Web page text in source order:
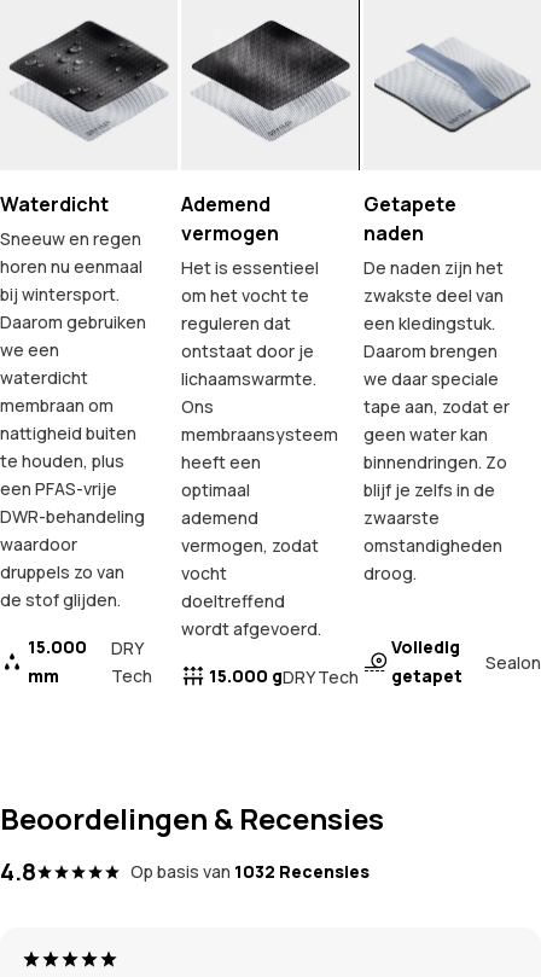
Waterdicht
Sneeuw en regen
horen nu eenmaal
bij wintersport.
Daarom gebruiken
we een
waterdicht
membraan om
nattigheid buiten
te houden, plus
een PFAS-vrije
DWR-behandeling
waardoor
druppels zo van
de stof glijden.
15.000
mm
DRY
Tech
Ademend
vermogen
Het is essentieel
om het vocht te
reguleren dat
ontstaat door je
lichaamswarmte.
Ons
membraansysteem
heeft een
optimaal
ademend
vermogen, zodat
vocht
doeltreffend
wordt afgevoerd.
15.000 gDRY Tech
Getapete
naden
De naden zijn het
zwakste deel van
een kledingstuk.
Daarom brengen
we daar speciale
tape aan, zodat er
geen water kan
binnendringen. Zo
blijf je zelfs in de
zwaarste
omstandigheden
droog.
Volledig
getapet
Sealon
Beoordelingen & Recensies
4.8 Op basis van 1032 Recensies